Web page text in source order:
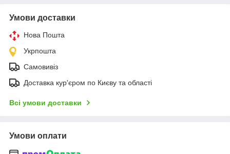
Умови доставки
Нова Пошта
Укрпошта
Самовивіз
Доставка кур'єром по Києву та області
Всі умови доставки
Умови оплати